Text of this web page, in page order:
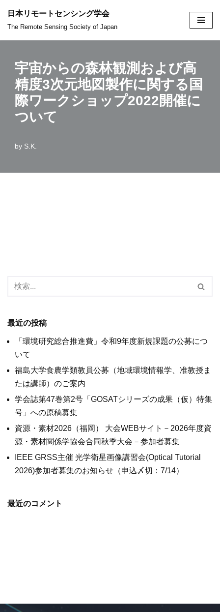
コ
ン
日本リモートセンシング学会
The Remote Sensing Society of Japan
宇宙からの森林観測および高
精度3次元地図製作に関する国
際ワークショップ2022開催に
ついて
by S.K.
最近の投稿
「環境研究総合推進費」令和9年度新規課題の公募につ
いて
福島大学食農学類教員公募（地域環境情報学、准教授ま
たは講師）のご案内
学会誌第47巻第2号「GOSATシリーズの成果（仮）特集
号」への原稿募集
資源・素材2026（福岡） 大会WEBサイト－2026年度資
源・素材関係学協会合同秋季大会－参加者募集
IEEE GRSS主催 光学衛星画像講習会(Optical Tutorial
2026)参加者募集のお知らせ（申込〆切：7/14）
最近のコメント